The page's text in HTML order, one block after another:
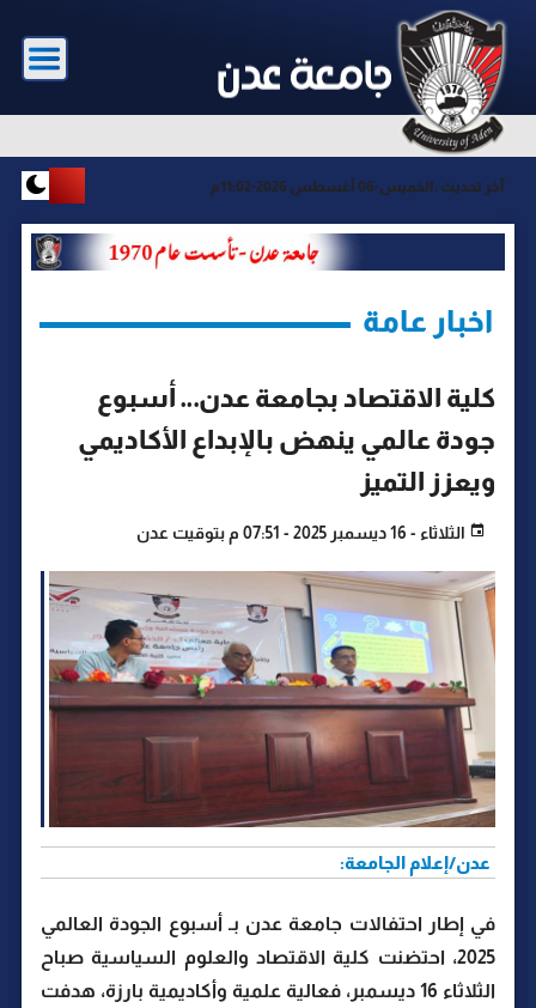
آخر تحديث : الخميس-06 أغسطس 2026-11:02م
اخبار عامة
كلية الاقتصاد بجامعة عدن… أسبوع
جودة عالمي ينهض بالإبداع الأكاديمي
ويعزز التميز
الثلاثاء - 16 ديسمبر 2025 - 07:51 م بتوقيت عدن
عدن/إعلام الجامعة:
في إطار احتفالات جامعة عدن بـ أسبوع الجودة العالمي
2025، احتضنت كلية الاقتصاد والعلوم السياسية صباح
الثلاثاء 16 ديسمبر، فعالية علمية وأكاديمية بارزة، هدفت